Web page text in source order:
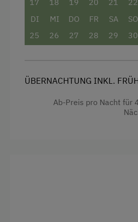
17
18
19
20
21
22
DI
25
MI
26
DO
27
FR
28
SA
29
SO
30
ÜBERNACHTUNG INKL.
Ab-Preis pro Nacht für